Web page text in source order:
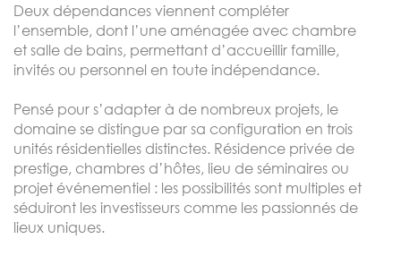
Deux dépendances viennent compléter
l’ensemble, dont l’une aménagée avec chambre
et salle de bains, permettant d’accueillir famille,
invités ou personnel en toute indépendance.
Pensé pour s’adapter à de nombreux projets, le
domaine se distingue par sa configuration en trois
unités résidentielles distinctes. Résidence privée de
prestige, chambres d’hôtes, lieu de séminaires ou
projet événementiel : les possibilités sont multiples et
séduiront les investisseurs comme les passionnés de
lieux uniques.